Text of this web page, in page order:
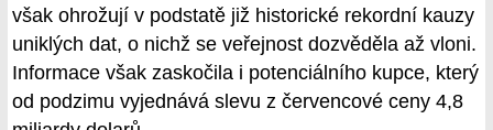
však ohrožují v podstatě již historické rekordní kauzy
uniklých dat, o nichž se veřejnost dozvěděla až vloni.
Informace však zaskočila i potenciálního kupce, který
od podzimu vyjednává slevu z červencové ceny 4,8